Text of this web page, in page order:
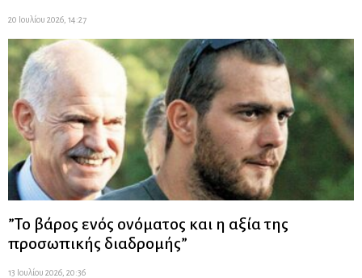
20 Ιουλίου 2026, 14:27
”Το βάρος ενός ονόματος και η αξία της
προσωπικής διαδρομής”
13 Ιουλίου 2026, 20:36